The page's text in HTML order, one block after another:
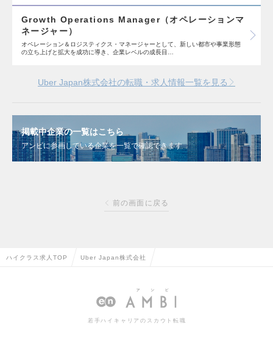
Growth Operations Manager（オペレーションマ
ネージャー）
オペレーション＆ロジスティクス・マネージャーとして、新しい都市や事業形態
の立ち上げと拡大を成功に導き、企業レベルの成長目…
Uber Japan株式会社の転職・求人情報一覧を見る
掲載中企業の一覧はこちら
アンビに参画している企業を一覧で確認できます
前の画面に戻る
ハイクラス求人TOP Uber Japan株式会社
若手ハイキャリアのスカウト転職